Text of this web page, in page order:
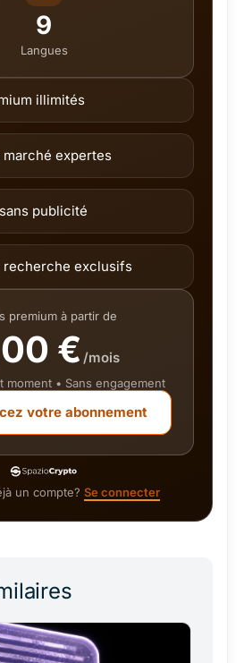
9
Langues
illimités
marché expertes
publicité
recherche exclusifs
premium à partir de
€ /mois
moment • Sans engagement
votre abonnement
un compte? Se connecter